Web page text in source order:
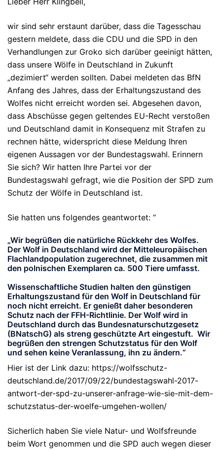
wir sind sehr erstaunt darüber, dass die Tagesschau
gestern meldete, dass die CDU und die SPD in den
Verhandlungen zur Groko sich darüber geeinigt hätten,
dass unsere Wölfe in Deutschland in Zukunft
„dezimiert“ werden sollten. Dabei meldeten das BfN
Anfang des Jahres, dass der Erhaltungszustand des
Wolfes nicht erreicht worden sei. Abgesehen davon,
dass Abschüsse gegen geltendes EU-Recht verstoßen
und Deutschland damit in Konsequenz mit Strafen zu
rechnen hätte, widerspricht diese Meldung Ihren
eigenen Aussagen vor der Bundestagswahl. Erinnern
Sie sich? Wir hatten Ihre Partei vor der
Bundestagswahl gefragt, wie die Position der SPD zum
Schutz der Wölfe in Deutschland ist.
Sie hatten uns folgendes geantwortet: “
„Wir begrüßen die natürliche Rückkehr des Wolfes.
Der Wolf in Deutschland wird der Mitteleuropäischen
Flachlandpopulation zugerechnet, die zusammen mit
den polnischen Exemplaren ca. 500 Tiere umfasst.
Wissenschaftliche Studien halten den günstigen
Erhaltungszustand für den Wolf in Deutschland für
noch nicht erreicht. Er genießt daher besonderen
Schutz nach der FFH-Richtlinie. Der Wolf wird in
Deutschland durch das Bundesnaturschutzgesetz
(BNatschG) als streng geschützte Art eingestuft. Wir
begrüßen den strengen Schutzstatus für den Wolf
und sehen keine Veranlassung, ihn zu ändern.“
Hier ist der Link dazu: https://wolfsschutz-
deutschland.de/2017/09/22/bundestagswahl-2017-
antwort-der-spd-zu-unserer-anfrage-wie-sie-mit-dem-
schutzstatus-der-woelfe-umgehen-wollen/
Sicherlich haben Sie viele Natur- und Wolfsfreunde
beim Wort genommen und die SPD auch wegen dieser